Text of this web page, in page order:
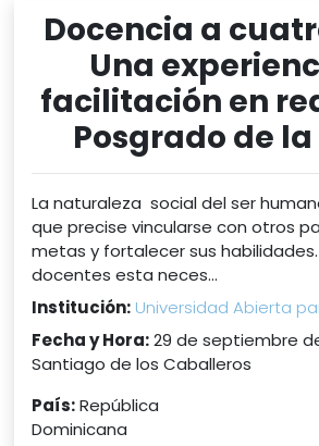
Docencia a
Una
facilitación en
Posgrado de la
La naturaleza social del ser
que precise vincularse con otros
metas y fortalecer sus habilidades.
docentes esta neces...
Institución: Universidad Abierta
Fecha y Hora:29 de septiembre
Santiago de los Caballeros
País:República
Dominicana